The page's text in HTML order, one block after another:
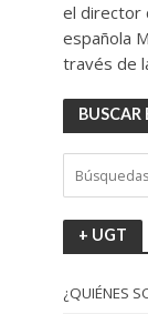
el director
española
través de
BUSCAR
+ UGT
¿QUIÉNES